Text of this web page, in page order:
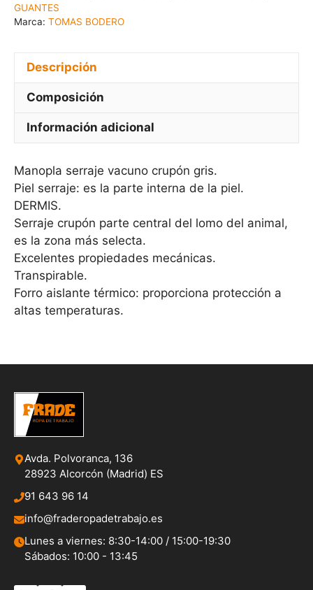
GUANTES
Marca: TOMAS BODERO
Descripción
Composición
Información adicional
Manopla serraje vacuno crupón gris.
Piel serraje: es la parte interna de la piel.
DERMIS.
Serraje crupón parte central del lomo del animal,
es la zona más selecta.
Excelentes propiedades mecánicas.
Transpirable.
Forro aislante térmico: proporciona protección a
altas temperaturas.
Avda. Polvoranca, 136
28923 Alcorcón (Madrid) ES
91 643 96 14
info@fraderopadetrabajo.es
Lunes a viernes: 8:30-14:00 / 15:00-19:30
Sábados: 10:00 - 13:45